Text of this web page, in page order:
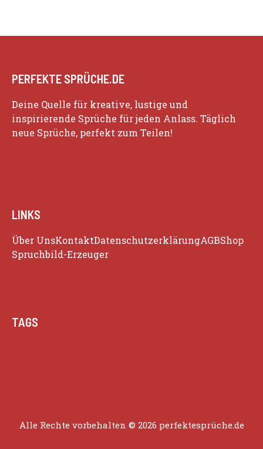
PERFEKTE SPRÜCHE.DE
Deine Quelle für kreative, lustige und
inspirierende Sprüche für jeden Anlass. Täglich
neue Sprüche, perfekt zum Teilen!
LINKS
Über UnsKontaktDatenschutzerklärungAGBShop
Spruchbild-Erzeuger
TAGS
Alle Rechte vorbehalten © 2026 perfektesprüche.de